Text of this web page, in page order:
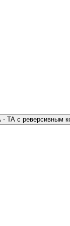
TA с реверсивным